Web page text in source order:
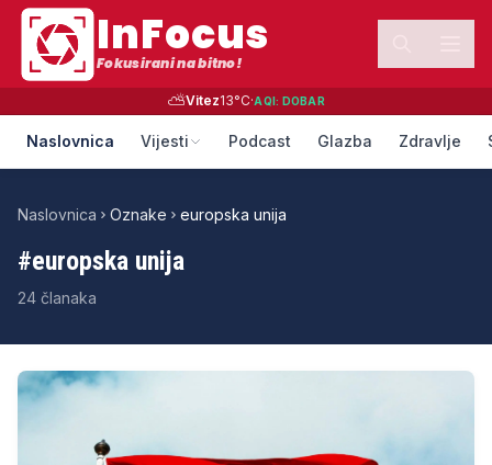
InFocus
Fokusirani na bitno!
⛅Vitez13°C·AQI: DOBAR
Naslovnica Vijesti Podcast Glazba Zdravlje
Naslovnica Oznake europska unija
#europska unija
24 članaka